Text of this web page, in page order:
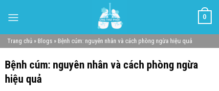
0
Trang chủ » Blogs » Bệnh cúm: nguyên nhân và cách phòng ngừa hiệu quả
Bệnh cúm: nguyên nhân và cách phòng ngừa
hiệu quả